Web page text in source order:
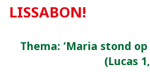
LISSABON!
Thema: ‘Maria stond
(Lucas